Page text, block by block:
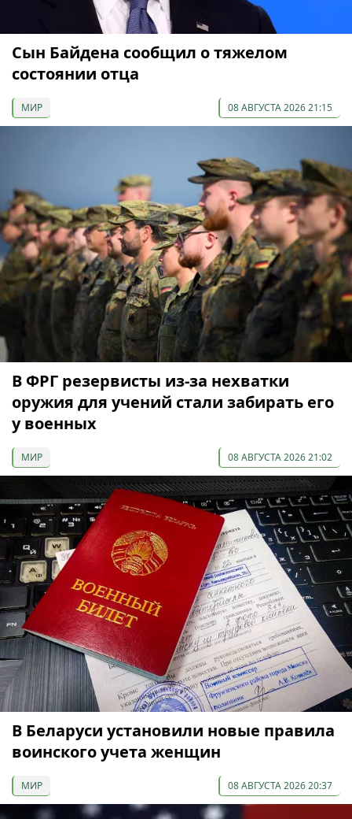
Сын Байдена сообщил о тяжелом
состоянии отца
МИР 08 АВГУСТА 2026 21:15
В ФРГ резервисты из-за нехватки
оружия для учений стали забирать его
у военных
МИР 08 АВГУСТА 2026 21:02
В Беларуси установили новые правила
воинского учета женщин
МИР 08 АВГУСТА 2026 20:37